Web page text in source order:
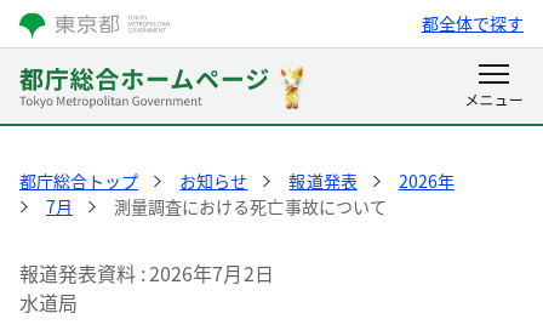
都全体で探す
都庁総合トップ お知らせ 報道発表
2026年
7月
測量調査における死亡事故について
報道発表資料 2026年7月2日
水道局